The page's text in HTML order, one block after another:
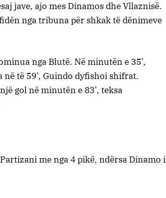
jave, ajo mes Dinamos dhe Vllaznisë.
nga tribuna për shkak të dënimeve
nga Blutë. Në minutën e 35’,
në të 59’, Guindo dyfishoi shifrat.
gol në minutën e 83’, teksa
me nga 4 pikë, ndërsa Dinamo i